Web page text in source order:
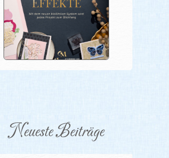
Neueste Beiträge